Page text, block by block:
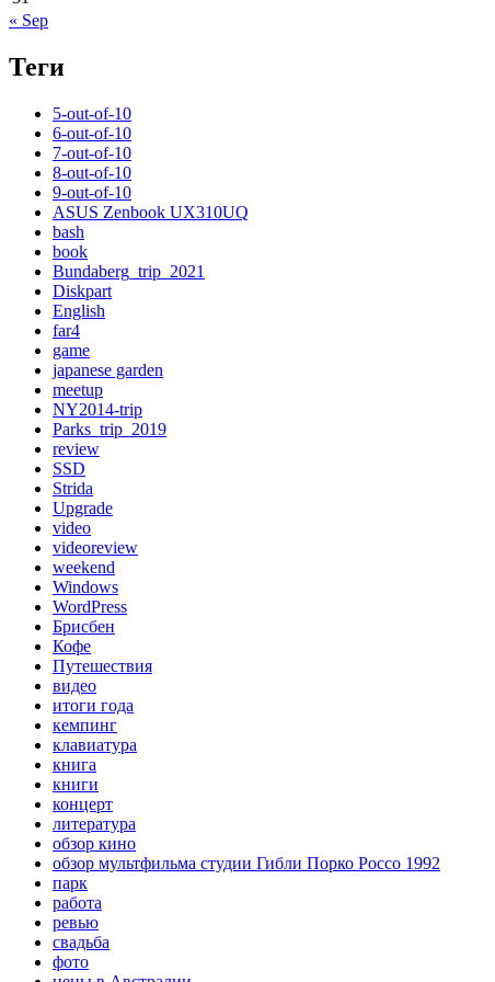
« Sep
Теги
5-out-of-10
6-out-of-10
7-out-of-10
8-out-of-10
9-out-of-10
ASUS Zenbook UX310UQ
bash
book
Bundaberg_trip_2021
Diskpart
English
far4
game
japanese garden
meetup
NY2014-trip
Parks_trip_2019
review
SSD
Strida
Upgrade
video
videoreview
weekend
Windows
WordPress
Брисбен
Кофе
Путешествия
видео
итоги года
кемпинг
клавиатура
книга
книги
концерт
литература
обзор кино
обзор мультфильма студии Гибли Порко Россо 1992
парк
работа
ревью
свадьба
фото